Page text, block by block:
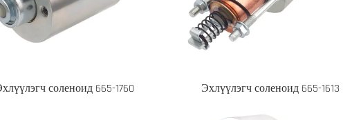
соленоид 665-1760 Эхлүүлэгч соленоид 665-1613